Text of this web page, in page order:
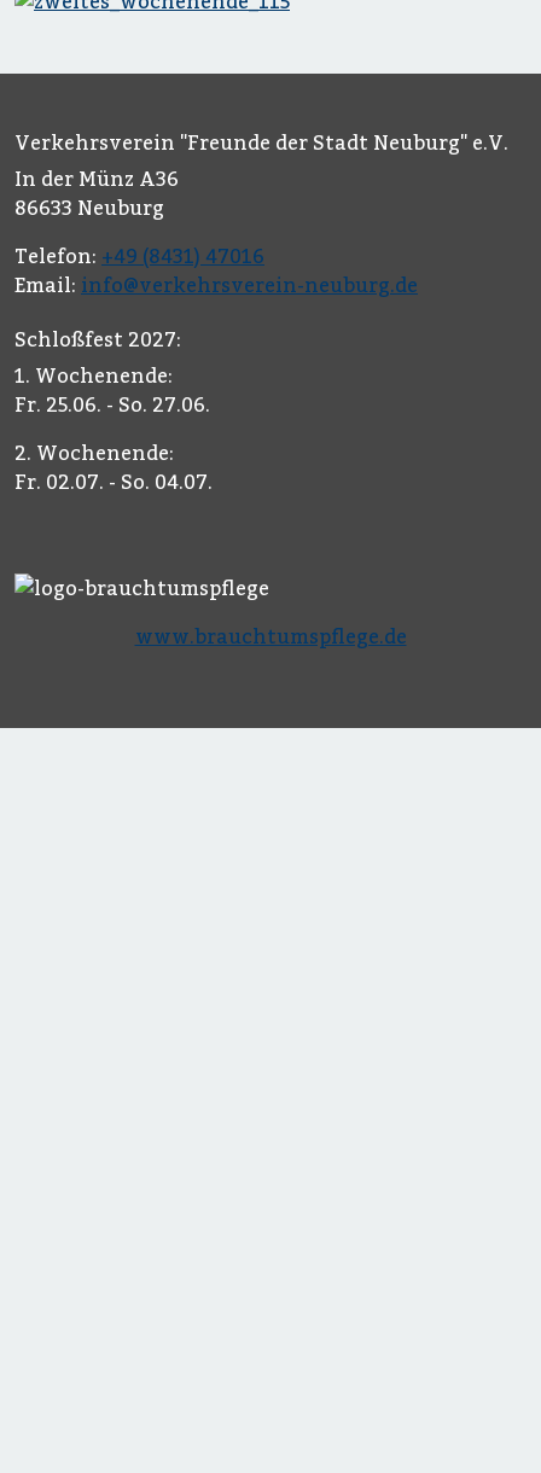
Verkehrsverein "Freunde der Stadt Neuburg" e.V.
In der Münz A36
86633 Neuburg
Telefon: +49 (8431) 47016
Email: info@verkehrsverein-neuburg.de
Schloßfest 2027:
1. Wochenende:
Fr. 25.06. - So. 27.06.
2. Wochenende:
Fr. 02.07. - So. 04.07.
www.brauchtumspflege.de